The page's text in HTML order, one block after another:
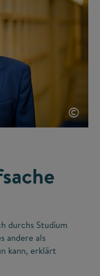
©
durchs Studium
andere als
kann, erklärt